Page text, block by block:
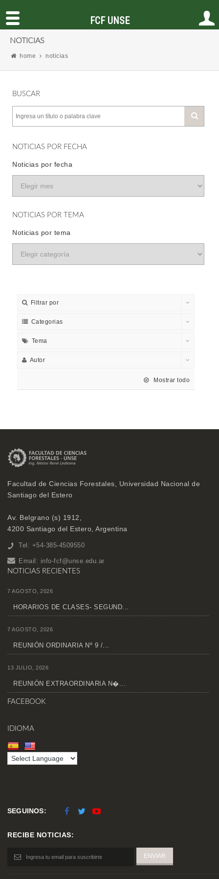
NOTICIAS
home noticias
BUSCAR
NOTICIAS POR FECHA
Noticias por fecha
NOTICIAS POR TEMA
Noticias por tema
Filtrar por
Categorias
Tema
Autor
Mostrar todo
Facultad de Ciencias Forestales, Universidad Nacional de
Santiago del Estero
Av. Belgrano (s) 1912,
4200 Santiago del Estero, Argentina
Tel: +54-385-4509550
Email: info-fcf@unse.edu.ar
NOTICIAS RECIENTES
7 AGOSTO, 2026
HORARIOS DE CLASES- SEGUND...
7 AGOSTO, 2026
REUNIÓN ORDINARIA Nº 9 /...
13 JULIO, 2026
REUNIÓN EXTRAORDINARIA N�...
FACEBOOK
IDIOMA
SEGUINOS:
RECIBE NOTICIAS:
FCF UNSE